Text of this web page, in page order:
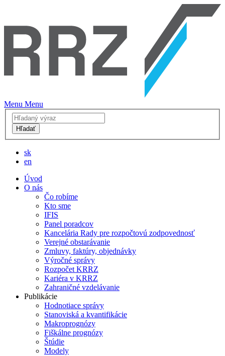
Menu Menu
Hľadať
sk
en
Úvod
O nás
Čo robíme
Kto sme
IFIS
Panel poradcov
Kancelária Rady pre rozpočtovú zodpovednosť
Verejné obstarávanie
Zmluvy, faktúry, objednávky
Výročné správy
Rozpočet KRRZ
Kariéra v KRRZ
Zahraničné vzdelávanie
Publikácie
Hodnotiace správy
Stanoviská a kvantifikácie
Makroprognózy
Fiškálne prognózy
Štúdie
Modely